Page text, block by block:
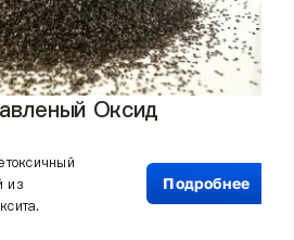
Оксид
из
Подробнее